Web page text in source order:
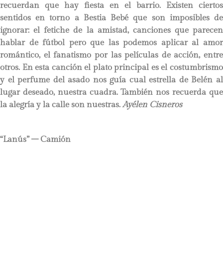
recuerdan que hay fiesta en el barrio. Existen ciertos
sentidos en torno a Bestia Bebé que son imposibles de
ignorar: el fetiche de la amistad, canciones que parecen
hablar de fútbol pero que las podemos aplicar al amor
romántico, el fanatismo por las películas de acción, entre
otros. En esta canción el plato principal es el costumbrismo
y el perfume del asado nos guía cual estrella de Belén al
lugar deseado, nuestra cuadra. También nos recuerda que
la alegría y la calle son nuestras.Ayélen Cisneros
“Lanús” – Camión